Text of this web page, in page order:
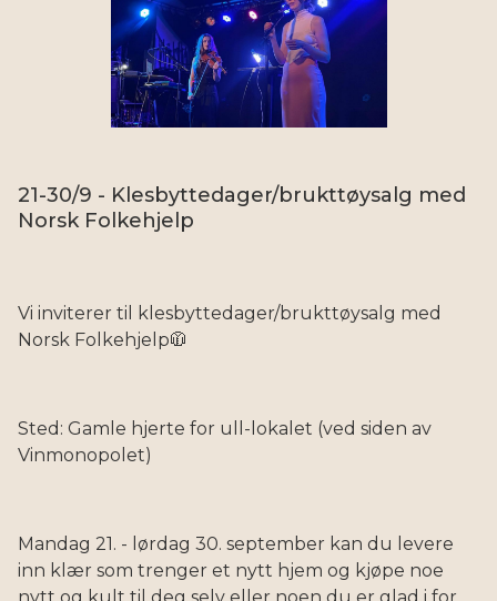
21-30/9 - Klesbyttedager/brukttøysalg med
Norsk Folkehjelp
Vi inviterer til klesbyttedager/brukttøysalg med
Norsk Folkehjelp🧥
Sted: Gamle hjerte for ull-lokalet (ved siden av
Vinmonopolet)
Mandag 21. - lørdag 30. september kan du levere
inn klær som trenger et nytt hjem og kjøpe noe